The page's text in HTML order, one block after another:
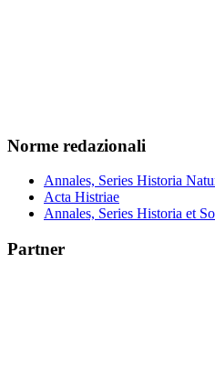
Norme redazionali
Annales, Series Historia
Acta Histriae
Annales, Series Historia et
Partner